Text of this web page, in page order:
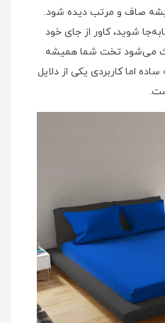
صاف و مرتب دیده شود.
شوید، کاور از جای خود
می‌شود تخت شما همیشه
اما کاربردی یکی از دلایل